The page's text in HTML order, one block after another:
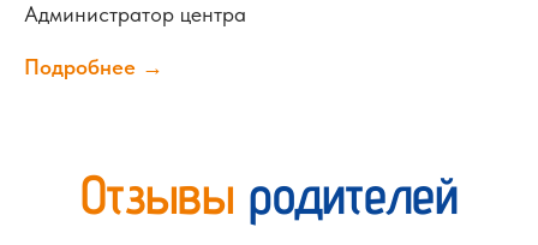
Администратор центра
Подробнее →